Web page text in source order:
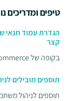
טיפים ומדריכים
הגדרת עמוד תנאי
קצר
בקופה של WooCommerce חייבים לאפשר ללקוח
תוספים מובילים
תוספים לניהול